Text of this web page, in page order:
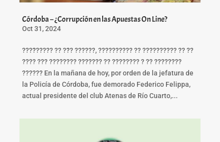
Córdoba – ¿Corrupción en las Apuestas On Line?
Oct 31, 2024
????́????? ?? ??́? ??????, ?????????? ?? ?????????? ?? ??
???? ??? ???????? ??????? ?? ???????? ? ?? ????????
?????? En la mañana de hoy, por orden de la jefatura de
la Policía de Córdoba, fue demorado Federico Felippa,
actual presidente del club Atenas de Río Cuarto,...